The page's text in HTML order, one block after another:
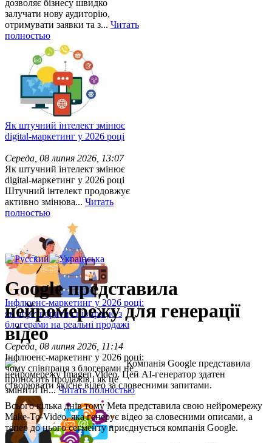
дозволяє бізнесу швидко
залучати нову аудиторію,
отримувати заявки та з... Читать
полностью
Як штучний інтелект змінює
digital-маркетинг у 2026 році
Середа, 08 липня 2026, 13:07
Як штучний інтелект змінює
digital-маркетинг у 2026 році
Штучний інтелект продовжує
активно змінюва... Читать
полностью
Інфлюенс-маркетинг у 2026 році:
як перетворити співпрацю з
блогерами на реальні продажі
Середа, 08 липня 2026, 11:14
Інфлюенс-маркетинг у 2026 році:
чому співпраця з блогерами не
приносить продажів і як це
змінити Ін...Читать полностью
Google представила
нейромережу для генерації
відео
Компанія Google представила
нейромережу Imagen Video. Цей AI-генератор здатен
створювати якісне відео за словесними запитами.
Всього кілька днів тому Meta представила свою нейромережу
Make-To-Video, яка генерує відео за словесними описами, а
тепер до цього сегменту приєднується компанія Google.